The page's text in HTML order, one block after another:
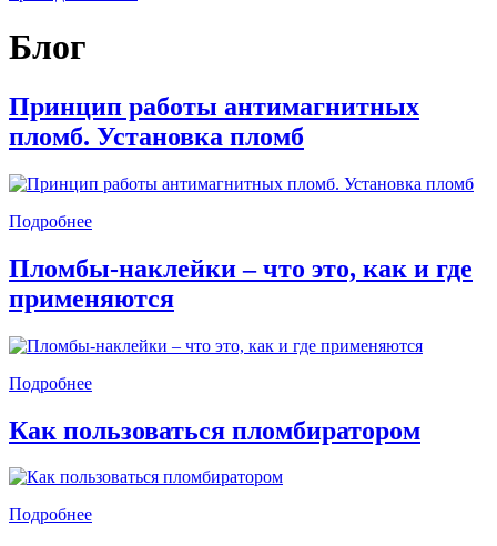
Блог
Принцип работы антимагнитных
пломб. Установка пломб
Подробнее
Пломбы-наклейки – что это, как и где
применяются
Подробнее
Как пользоваться пломбиратором
Подробнее